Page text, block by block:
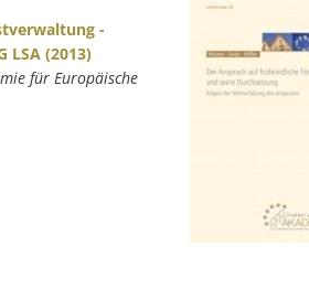
-
LSA (2013)
für Europäische